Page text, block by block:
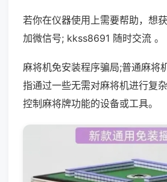
若你在仪器使用上需要帮助，想
加微信号; kkss8691 随时交流 。
麻将机免安装程序骗局;普通麻将
指通过一些无需对麻将机进行复
控制麻将牌功能的设备或工具。